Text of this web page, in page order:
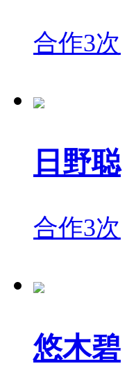
合作3次
日野聪
合作3次
悠木碧